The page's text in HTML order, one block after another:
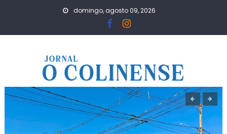
domingo, agosto 09, 2026